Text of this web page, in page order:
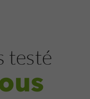
à Mirande
testé